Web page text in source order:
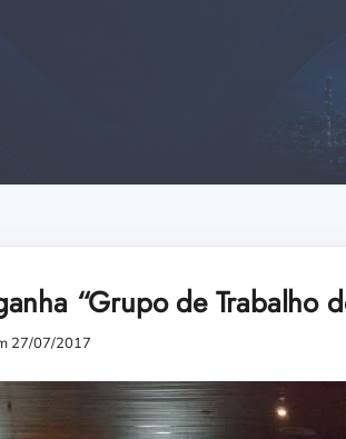
“Grupo de Trabalho
27/07/2017